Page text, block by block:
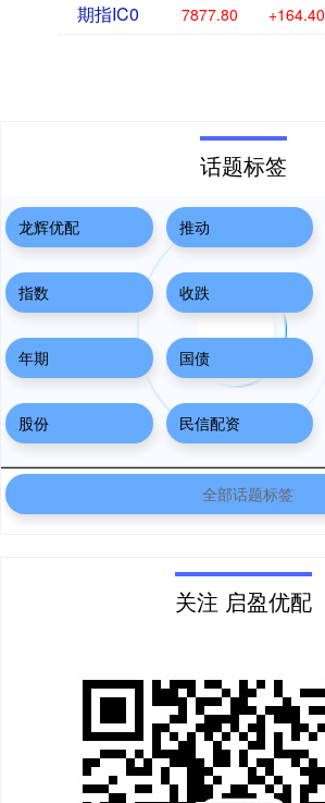
期指IC0 7877.80 +164.40
话题标签
龙辉优配 推动
指数 收跌
年期 国债
股份 民信配资
全部话题标签
关注 启盈优配